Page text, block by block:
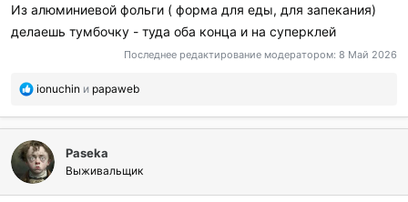
когда полетел обратно, то перепутал рычаги на джойстике и, в
очередной раз влепился в шкаф
В конце концов, - шуму
много, ваосторг, конечно, тоже присутствовал, но защиту
дихлорэтаном не клеится, вот и лежит теперь эта игрушка,
Из алюминиевой фольги ( форма для еды, для запекания)
делаешь тумбочку - туда оба конца и на суперклей
Последнее редактирование модератором: 8 Май 2026
П
б
л
а
г
о
ionuchin и papaweb
Paseka
Выживальщик